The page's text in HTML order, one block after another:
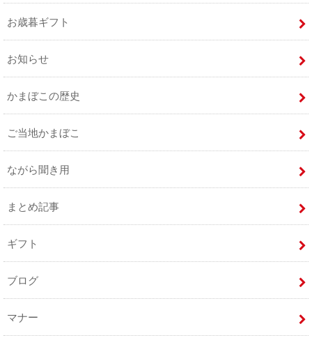
お歳暮ギフト
お知らせ
かまぼこの歴史
ご当地かまぼこ
ながら聞き用
まとめ記事
ギフト
ブログ
マナー